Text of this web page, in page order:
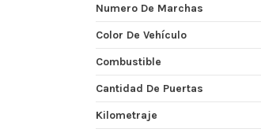
Numero De Marchas
Color De Vehículo
Combustible
Cantidad De Puertas
Kilometraje